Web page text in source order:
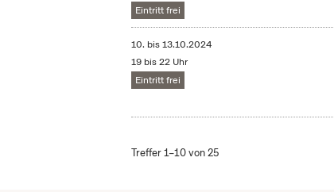
Eintritt frei
10. bis13.10.2024
19 bis 22 Uhr
Eintritt frei
Treffer 1–10 von 25